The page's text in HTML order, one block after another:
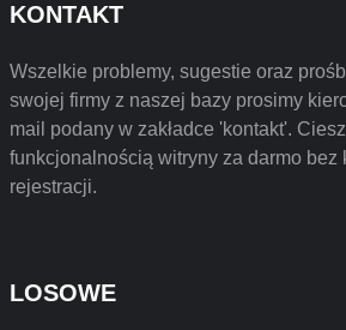
KONTAKT
Wszelkie problemy, sugestie oraz
swojej firmy z naszej bazy prosimy
mail podany w zakładce 'kontakt'.
funkcjonalnością witryny za darmo bez
rejestracji.
LOSOWE